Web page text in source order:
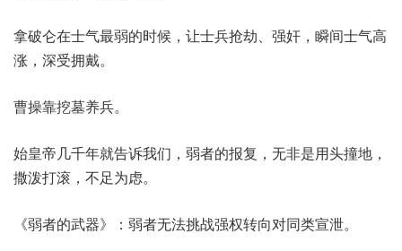
拿破仑在士气最弱的时候，让士兵抢劫、强奸，瞬间士气高
涨，深受拥戴。
曹操靠挖墓养兵。
始皇帝几千年就告诉我们，弱者的报复，无非是用头撞地，
撒泼打滚，不足为虑。
《弱者的武器》：弱者无法挑战强权转向对同类宣泄。